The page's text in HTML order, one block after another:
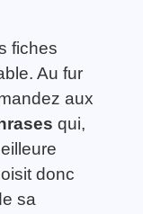
fiches
Au fur
aux
qui,
donc
sa